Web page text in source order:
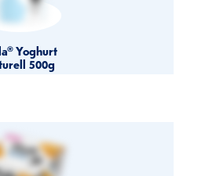
Yoghurt
500g